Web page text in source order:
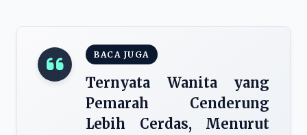
BACA JUGA
Ternyata Wanita yang
Pemarah Cenderung
Lebih Cerdas, Menurut